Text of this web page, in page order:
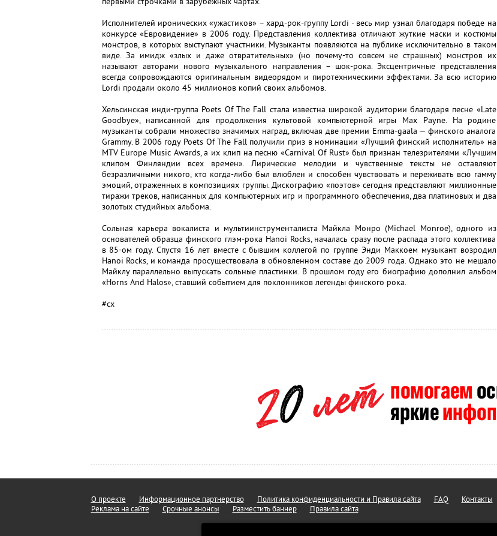
Исполнителей иронических «ужастиков» – хард-рок-группу Lordi - весь мир узнал благодаря победе на
конкурсе «Евровидение» в 2006 году. Представления коллектива отличают жуткие маски и костюмы
монстров, в которых выступают участники. Музыканты появляются на публике исключительно в таком
виде. За имидж «злых и даже отвратительных» (но почему-то совсем не страшных) монстров их
называют авторами нового музыкального направления – шок-рока. Эксцентричные представления
всегда сопровождаются оригинальным видеорядом и пиротехническими эффектами. За всю историю
Lordi продали около 45 миллионов копий своих альбомов.
Хельсинская инди-группа Poets Of The Fall стала известна широкой аудитории благодаря песне «Late
Goodbye», написанной для продолжения культовой компьютерной игры Max Payne. На родине
музыканты собрали множество значимых наград, включая две премии Emma-gaala — финского аналога
Grammy. В 2006 году Poets Of The Fall получили приз в номинации «Лучший финский исполнитель» на
MTV Europe Music Awards, а их клип на песню «Carnival Of Rust» был признан телезрителями «Лучшим
клипом Финляндии всех времен». Лирические мелодии и чувственные тексты не оставляют
безразличными никого, кто когда-либо был влюблен и способен чувствовать и переживать всю гамму
эмоций, отраженных в композициях группы. Дискографию «поэтов» сегодня представляют миллионные
тиражи треков, написанных для компьютерных игр и программного обеспечения, два платиновых и два
золотых студийных альбома.
Сольная карьера вокалиста и мультиинструменталиста Майкла Монро (Michael Monroe), одного из
основателей образца финского глэм-рока Hanoi Rocks, началась сразу после распада этого коллектива
в 85-ом году. Спустя 16 лет вместе с бывшим коллегой по группе Энди Маккоем музыкант возродил
Hanoi Rocks, и команда просуществовала в обновленном составе до 2009 года. Однако это не мешало
Майклу параллельно выпускать сольные пластинки. В прошлом году его биографию дополнил альбом
«Horns And Halos», ставший событием для поклонников легенды финского рока.
#сх
О проекте Информационное партнерство Политика конфиденциальности и Правила сайта FAQ
Контакты
Реклама на сайте
Срочные анонсы Разместить баннер Правила сайта